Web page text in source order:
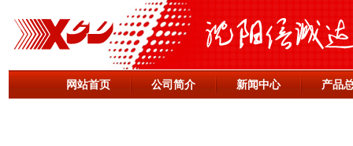
网站首页 公司简介 新闻中心 产品